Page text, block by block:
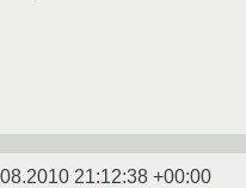
21:12:38 +00:00